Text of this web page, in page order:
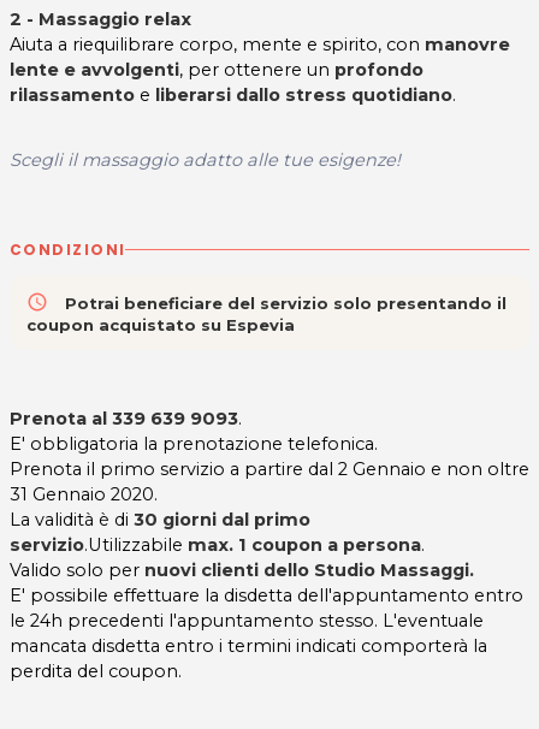
2 - Massaggio relax
Aiuta a riequilibrare corpo, mente e spirito, con manovre
lente e avvolgenti, per ottenere un profondo
rilassamento e liberarsi dallo stress quotidiano.
Scegli il massaggio adatto alle tue esigenze!
CONDIZIONI
access_time
Potrai beneficiare del servizio solo presentando il
coupon acquistato su Espevia
Prenota al 339 639 9093.
E' obbligatoria la prenotazione telefonica.
Prenota il primo servizio a partire dal 2 Gennaio e non oltre
31 Gennaio 2020.
La validità è di 30 giorni dal primo
servizio.Utilizzabile max. 1 coupon a persona.
Valido solo per nuovi clienti dello Studio Massaggi.
E' possibile effettuare la disdetta dell'appuntamento entro
le 24h precedenti l'appuntamento stesso. L'eventuale
mancata disdetta entro i termini indicati comporterà la
perdita del coupon.